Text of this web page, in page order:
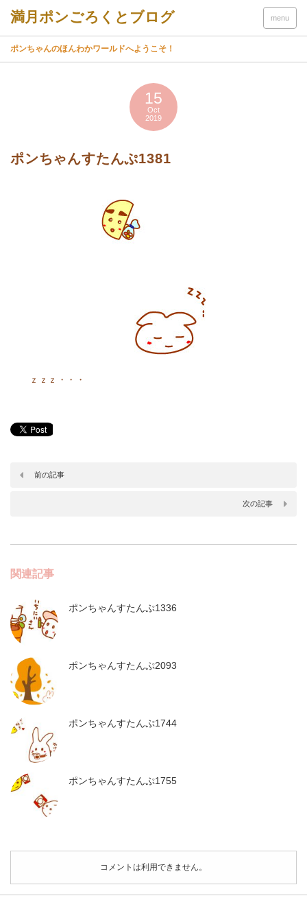
menu
ポンちゃんのほんわかワールドへようこそ！
15
Oct
2019
ポンちゃんすたんぷ1381
ｚｚｚ・・・
前の記事
次の記事
関連記事
ポンちゃんすたんぷ1336
ポンちゃんすたんぷ2093
ポンちゃんすたんぷ1744
ポンちゃんすたんぷ1755
コメントは利用できません。